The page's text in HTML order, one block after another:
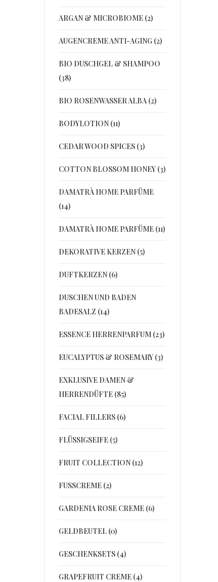
ARGAN & MICROBIOME (2)
AUGENCREME ANTI-AGING (2)
BIO DUSCHGEL & SHAMPOO
(38)
BIO ROSENWASSER ALBA (2)
BODYLOTION (11)
CEDAR WOOD SPICES (3)
COTTON BLOSSOM HONEY (3)
DAMATRÀ HOME PARFÜME
(14)
DAMATRÀ HOME PARFÜME (11)
DEKORATIVE KERZEN (5)
DUFTKERZEN (6)
DUSCHEN UND BADEN
BADESALZ (14)
ESSENCE HERRENPARFUM (23)
EUCALYPTUS & ROSEMARY (3)
EXKLUSIVE DAMEN &
HERRENDÜFTE (85)
FACIAL FILLERS (6)
FLÜSSIGSEIFE (5)
FRUIT COLLECTION (12)
FUSSCREME (2)
GARDENIA ROSE CREME (6)
GELDBEUTEL (0)
GESCHENKSETS (4)
GRAPEFRUIT CREME (4)